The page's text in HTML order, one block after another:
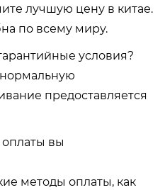
лучшую цену в китае.
по всему миру.
условия?
предоставляется
вы
методы оплаты, как